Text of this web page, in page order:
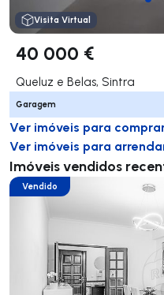
Visita Virtual
40 000 €
Queluz e Belas, Sintra
Garagem
Ver imóveis para
Ver imóveis para
Imóveis vendidos
Vendido